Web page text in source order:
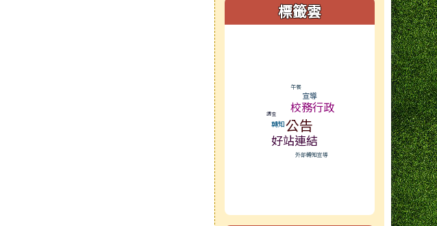
標籤雲
午餐
調查 校務行政
宣導
轉知公告
好站連結
外部轉知宣導